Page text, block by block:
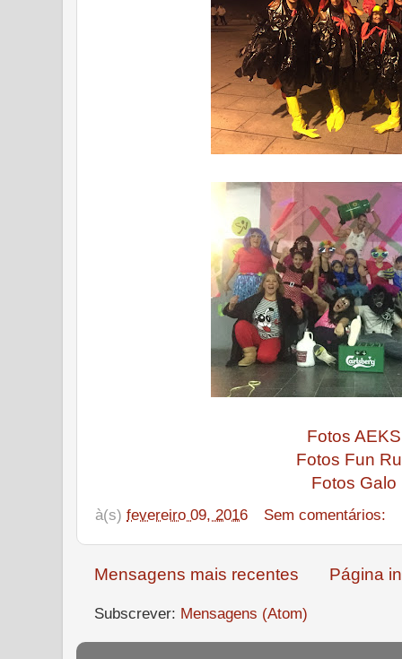
Fotos AEKS
Fotos Fun
Fotos Galo
à(s) fevereiro 09, 2016 Sem comentários:
Mensagens mais recentes Página
Subscrever: Mensagens (Atom)